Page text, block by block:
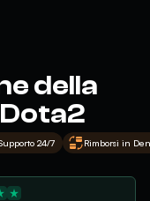
della
24/7 Rimborsi in